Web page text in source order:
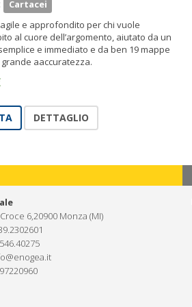
Cartacei
e approfondito per chi vuole
al cuore dell’argomento, aiutato da un
e immediato e da ben 19 mappe
aaccuratezza.
DETTAGLIO
6,20900 Monza (MI)